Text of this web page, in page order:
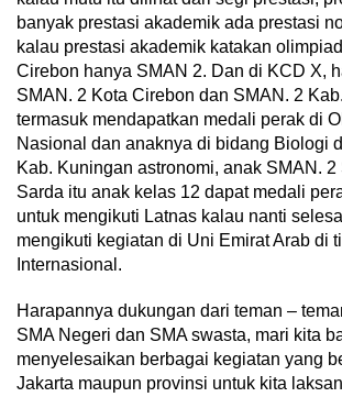
banyak prestasi akademik ada prestasi
kalau prestasi akademik katakan
Cirebon hanya SMAN 2. Dan di KCD X,
SMAN. 2 Kota Cirebon dan SMAN. 2
termasuk mendapatkan medali perak di
Nasional dan anaknya di bidang Biologi
Kab. Kuningan astronomi, anak SMAN. 2
Sarda itu anak kelas 12 dapat medali
untuk mengikuti Latnas kalau nanti
mengikuti kegiatan di Uni Emirat Arab di
Internasional.
Harapannya dukungan dari teman –
SMA Negeri dan SMA swasta, mari kita
menyelesaikan berbagai kegiatan yang
Jakarta maupun provinsi untuk kita